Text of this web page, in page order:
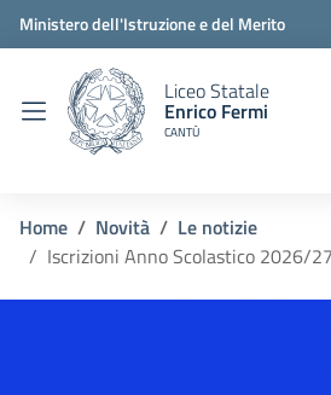
Ministero dell'Istruzione e del Merito
Liceo Statale
Enrico Fermi
CANTÙ
Home Novità
Le notizie
Iscrizioni Anno Scolastico 2026/